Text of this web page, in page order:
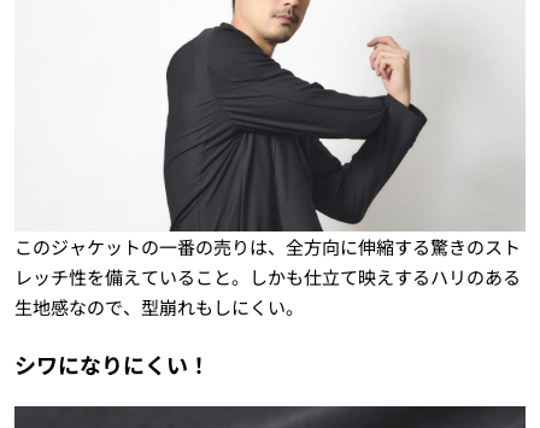
このジャケットの一番の売りは、全方向に伸縮する驚きのスト
レッチ性を備えていること。しかも仕立て映えするハリのある
生地感なので、型崩れもしにくい。
シワになりにくい！